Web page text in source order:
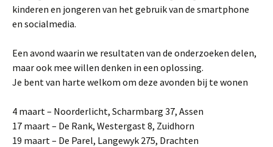
kinderen en jongeren van het gebruik van de smartphone
en socialmedia.
Een avond waarin we resultaten van de onderzoeken delen,
maar ook mee willen denken in een oplossing.
Je bent van harte welkom om deze avonden bij te wonen
4 maart – Noorderlicht, Scharmbarg 37, Assen
17 maart – De Rank, Westergast 8, Zuidhorn
19 maart – De Parel, Langewyk 275, Drachten